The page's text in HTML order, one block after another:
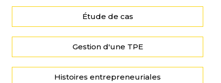
Étude de cas
Gestion d'une TPE
Histoires entrepreneuriales